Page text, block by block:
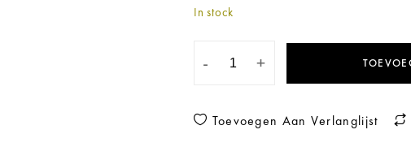
In stock
- +
Toevoegen Aan Verlanglijst